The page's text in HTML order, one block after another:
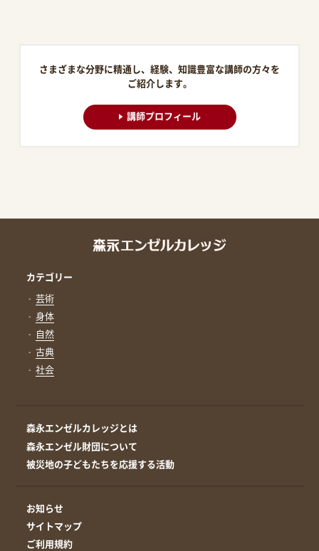
さまざまな分野に精通し、経験、知識豊富な講師の方々を
ご紹介します。
講師プロフィール
カテゴリー
芸術
身体
自然
古典
社会
森永エンゼルカレッジとは
森永エンゼル財団について
被災地の子どもたちを応援する活動
お知らせ
サイトマップ
ご利用規約